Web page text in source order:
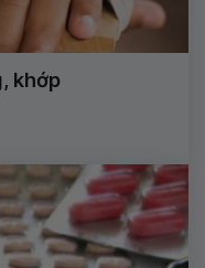
khớp